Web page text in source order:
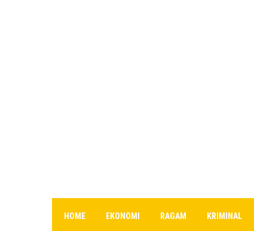
HOME EKONOMI RAGAM KRIMINAL